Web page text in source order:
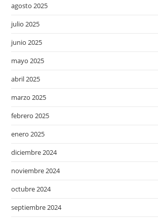
agosto 2025
julio 2025
junio 2025
mayo 2025
abril 2025
marzo 2025
febrero 2025
enero 2025
diciembre 2024
noviembre 2024
octubre 2024
septiembre 2024